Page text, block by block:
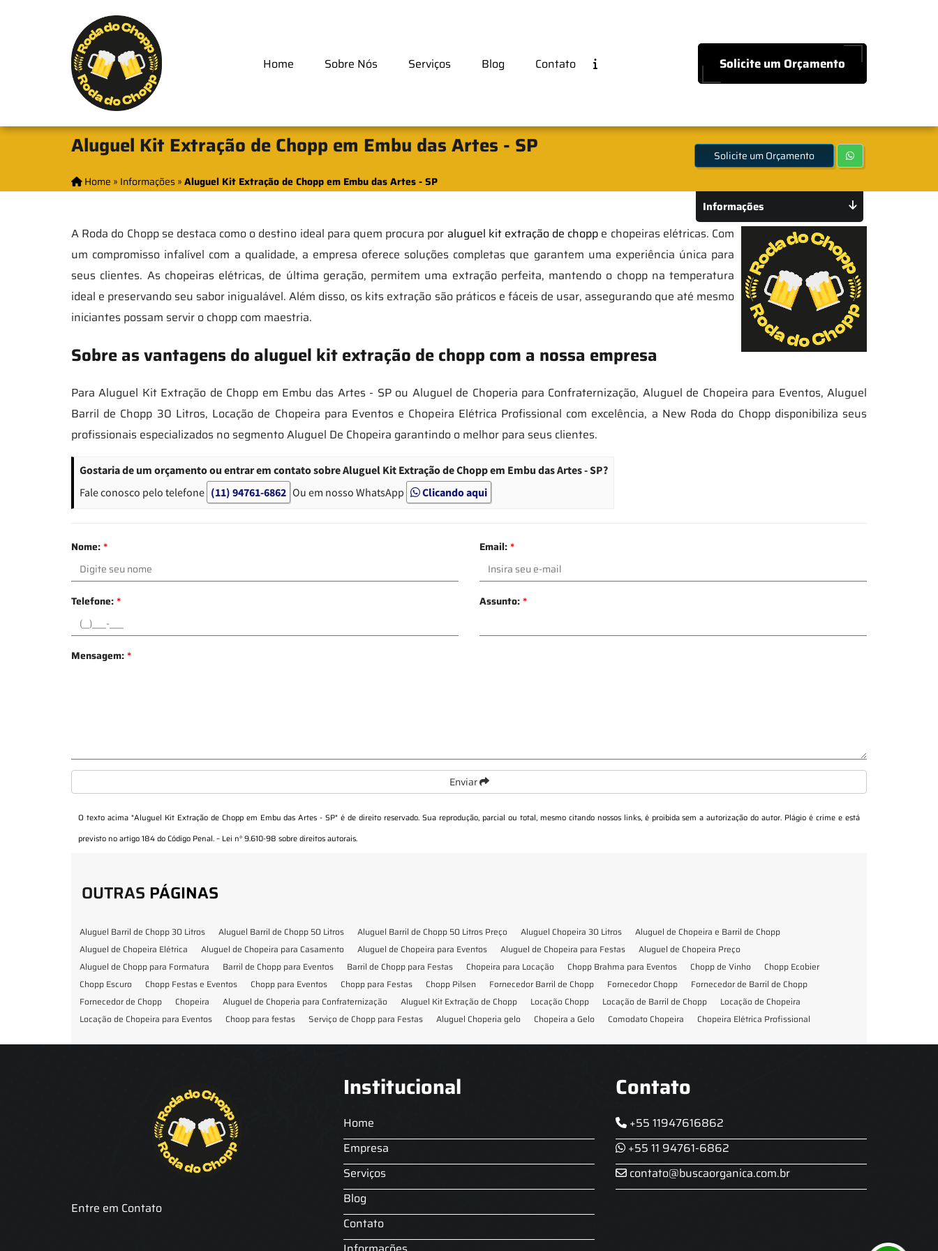
Home Sobre Nós Serviços Blog Contato Solicite um Orçamento
Aluguel Kit Extração de Chopp em Embu das Artes - SP
Home » Informações»Aluguel Kit Extração de Chopp em Embu das Artes - SP
Solicite um Orçamento
A Roda do Chopp se destaca como o destino ideal para quem procura por aluguel kit extração de chopp e chopeiras elétricas. Com
um compromisso infalível com a qualidade, a empresa oferece soluções completas que garantem uma experiência única para
seus clientes. As chopeiras elétricas, de última geração, permitem uma extração perfeita, mantendo o chopp na temperatura
ideal e preservando seu sabor inigualável. Além disso, os kits extração são práticos e fáceis de usar, assegurando que até mesmo
iniciantes possam servir o chopp com maestria.
Sobre as vantagens do aluguel kit extração de chopp com a nossa empresa
Para Aluguel Kit Extração de Chopp em Embu das Artes - SP ou Aluguel de Choperia para Confraternização, Aluguel de Chopeira para Eventos, Aluguel
Barril de Chopp 30 Litros, Locação de Chopeira para Eventos e Chopeira Elétrica Profissional com excelência, a New Roda do Chopp disponibiliza seus
profissionais especializados no segmento Aluguel De Chopeira garantindo o melhor para seus clientes.
Gostaria de um orçamento ou entrar em contato sobre Aluguel Kit Extração de Chopp em Embu das Artes - SP?
Fale conosco pelo telefone (11) 94761-6862 Ou em nosso WhatsApp Clicando aqui
Nome:* Email:*
Telefone:* Assunto:*
Mensagem:*
Enviar
O texto acima "Aluguel Kit Extração de Chopp em Embu das Artes - SP" é de direito reservado. Sua reprodução, parcial ou total, mesmo citando nossos links, é proibida sem a autorização do autor. Plágio é crime e está
previsto no artigo 184 do Código Penal. – Lei n° 9.610-98 sobre direitos autorais.
Informações
OUTRAS PÁGINAS
Aluguel Barril de Chopp 30 Litros Aluguel Barril de Chopp 50 Litros Aluguel Barril de Chopp 50 Litros Preço Aluguel Chopeira 30 Litros
Aluguel de Chopeira e Barril de Chopp
Aluguel de Chopeira Elétrica
Aluguel de Chopeira para Casamento Aluguel de Chopeira para Eventos Aluguel de Chopeira para Festas
Aluguel de Chopeira Preço
Aluguel de Chopp para Formatura
Barril de Chopp para Eventos Barril de Chopp para Festas Chopeira para Locação Chopp Brahma para Eventos Chopp de Vinho
Chopp Ecobier
Chopp Escuro
Chopp Festas e Eventos Chopp para Eventos Chopp para Festas Chopp Pilsen Fornecedor Barril de Chopp Fornecedor Chopp
Fornecedor de Barril de Chopp
Fornecedor de Chopp
Chopeira Aluguel de Choperia para Confraternização Aluguel Kit Extração de Chopp Locação Chopp Locação de Barril de Chopp
Locação de Chopeira
Locação de Chopeira para Eventos
Choop para festas Serviço de Chopp para Festas Aluguel Choperia gelo Chopeira a Gelo Comodato Chopeira
Chopeira Elétrica Profissional
Entre em Contato
Institucional
Home
Empresa
Serviços
Blog
Contato
Contato
+55 11947616862
+55 11 94761-6862
contato@buscaorganica.com.br